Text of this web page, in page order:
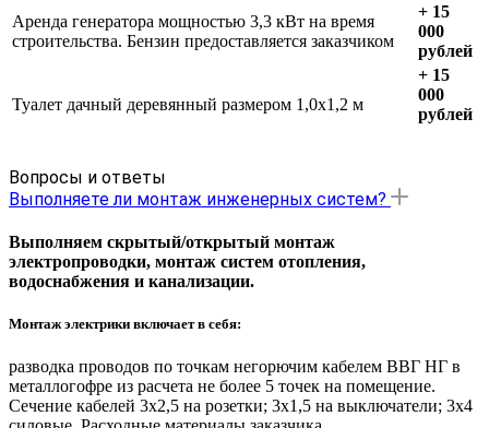
Аренда генератора мощностью 3,3 кВт на время
строительства. Бензин предоставляется заказчиком
+ 15
000
рублей
Туалет дачный деревянный размером 1,0х1,2 м
+ 15
000
рублей
Вопросы и ответы
Выполняете ли монтаж инженерных систем?
Выполняем скрытый/открытый монтаж
электропроводки, монтаж систем отопления,
водоснабжения и канализации.
Монтаж электрики включает в себя:
разводка проводов по точкам негорючим кабелем ВВГ НГ в
металлогофре из расчета не более 5 точек на помещение.
Сечение кабелей 3х2,5 на розетки; 3х1,5 на выключатели; 3х4